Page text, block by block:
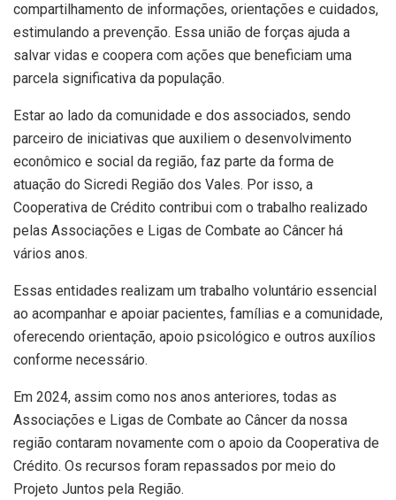
compartilhamento de informações, orientações e cuidados,
estimulando a prevenção. Essa união de forças ajuda a
salvar vidas e coopera com ações que beneficiam uma
parcela significativa da população.
Estar ao lado da comunidade e dos associados, sendo
parceiro de iniciativas que auxiliem o desenvolvimento
econômico e social da região, faz parte da forma de
atuação do Sicredi Região dos Vales. Por isso, a
Cooperativa de Crédito contribui com o trabalho realizado
pelas Associações e Ligas de Combate ao Câncer há
vários anos.
Essas entidades realizam um trabalho voluntário essencial
ao acompanhar e apoiar pacientes, famílias e a comunidade,
oferecendo orientação, apoio psicológico e outros auxílios
conforme necessário.
Em 2024, assim como nos anos anteriores, todas as
Associações e Ligas de Combate ao Câncer da nossa
região contaram novamente com o apoio da Cooperativa de
Crédito. Os recursos foram repassados por meio do
Projeto Juntos pela Região.